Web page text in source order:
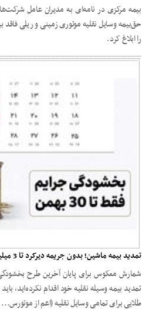
حق‌بیمه وسایل نقلیه موتوری زمینی و ریلی
را ابلاغ کرد.
تمدید بیمه ماشین؛ بدون جریمه دیرکرد تا 3 میلیون تخفیف فقط تا پنجشنبه
شمارش معکوس برای پایان آخرین طرح
تمدید بیمه وسیله نقلیه خود اقدام نکرده‌اید،
طلایی برای تمامی وسایل نقلیه (اعم از موتورس...